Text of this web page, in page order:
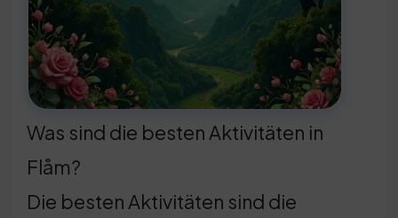
Was sind die besten Aktivitäten in
Flåm?
Die besten Aktivitäten sind die